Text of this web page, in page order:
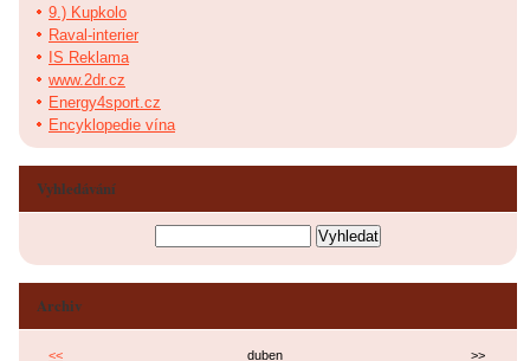
9.) Kupkolo
Raval-interier
IS Reklama
www.2dr.cz
Energy4sport.cz
Encyklopedie vína
Vyhledávání
Archiv
<< duben
>>